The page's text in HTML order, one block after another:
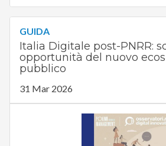
GUIDA
Italia Digitale post-PNRR:
opportunità del nuovo
pubblico
31 Mar 2026